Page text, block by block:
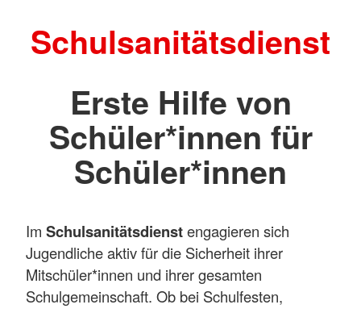
Schulsanitätsdienst
Erste Hilfe von
Schüler*innen für
Schüler*innen
Im Schulsanitätsdienstengagieren sich
Jugendliche aktiv für die Sicherheit ihrer
Mitschüler*innen und ihrer gesamten
Schulgemeinschaft. Ob bei Schulfesten,